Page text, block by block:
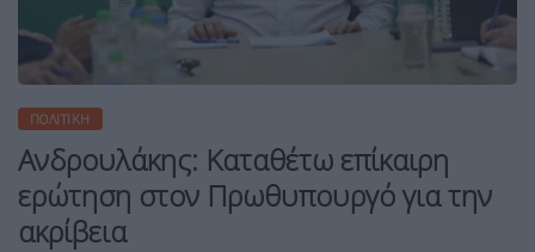
ΠΟΛΙΤΙΚΉ
Ανδρουλάκης: Καταθέτω επίκαιρη
ερώτηση στον Πρωθυπουργό για την
ακρίβεια